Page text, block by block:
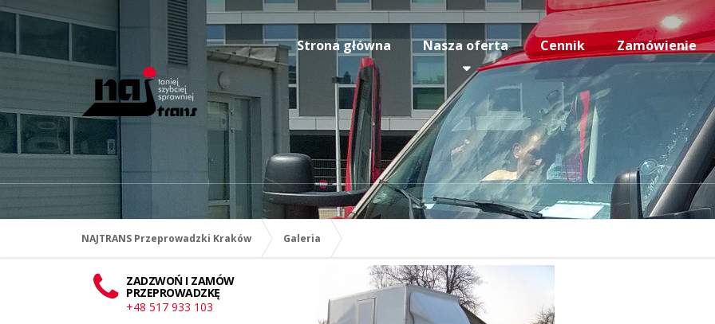
Strona główna Nasza oferta Cennik Zamówienie
NAJTRANS Przeprowadzki Kraków Galeria
ZADZWOŃ I ZAMÓW
PRZEPROWADZKĘ
+48 517 933 103